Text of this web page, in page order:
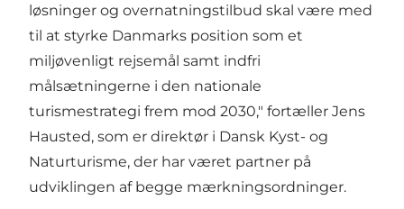
løsninger og overnatningstilbud skal være med
til at styrke Danmarks position som et
miljøvenligt rejsemål samt indfri
målsætningerne i den nationale
turismestrategi frem mod 2030," fortæller Jens
Hausted, som er direktør i Dansk Kyst- og
Naturturisme, der har været partner på
udviklingen af begge mærkningsordninger.